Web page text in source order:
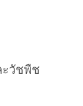
ะวัชพืช